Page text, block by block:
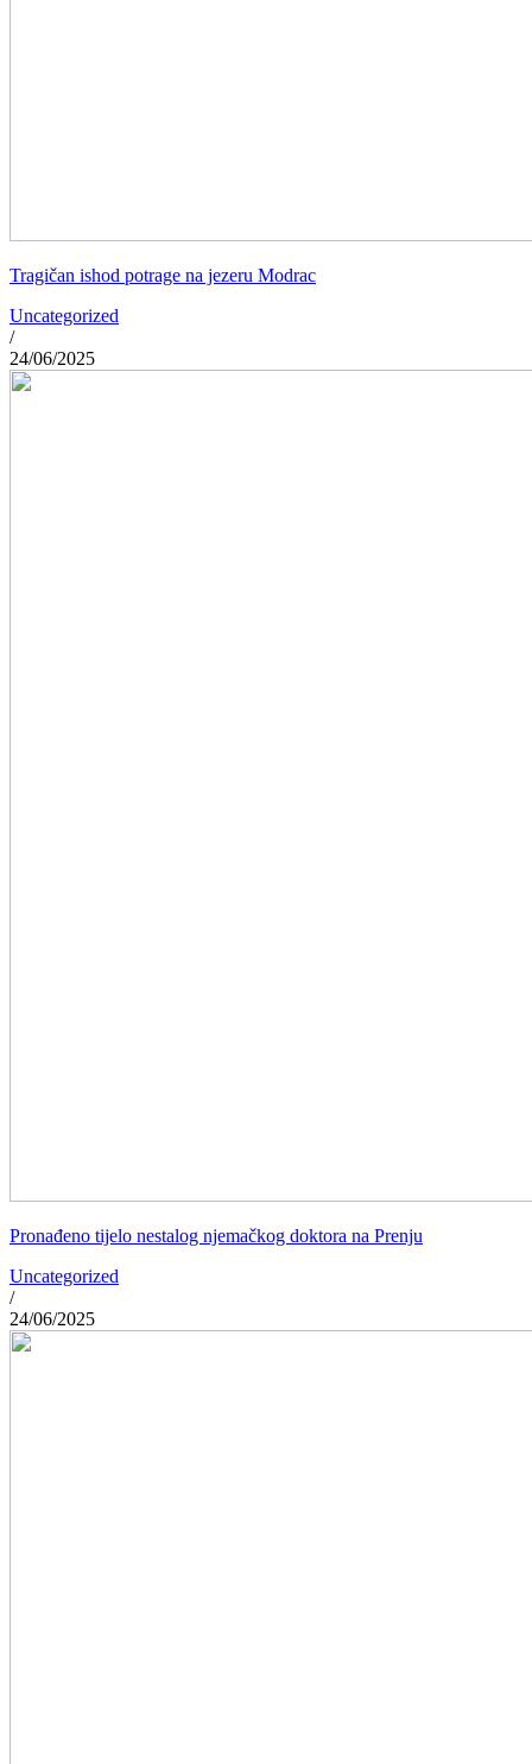
Tragičan ishod potrage na jezeru Modrac
Uncategorized
/
24/06/2025
Pronađeno tijelo nestalog njemačkog doktora na Prenju
Uncategorized
/
24/06/2025